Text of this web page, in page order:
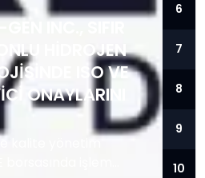
HIDROJEN
ISO VE
ONAYLARINI
6
7
8
9
10